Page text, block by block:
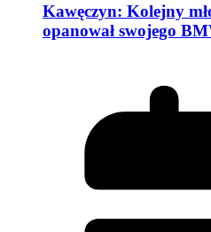
Kawęczyn: Kolejny
opanował swojego